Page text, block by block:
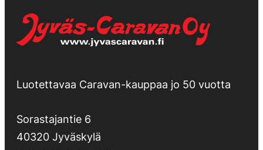
Luotettavaa Caravan-kauppaa jo 50 vuotta
Sorastajantie 6
40320 Jyväskylä